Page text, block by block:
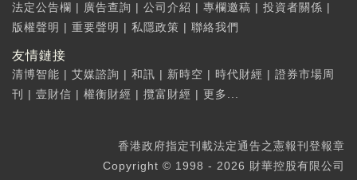
法定公告欄 | 廣告查詢 | 公司介紹 | 專欄邀稿 | 投資者關係 |
版權聲明 | 重要聲明 | 私隱政策 | 聯絡我們
友情鏈接
清博智能 | 艾媒諮詢 | 和訊 | 新時空 | 時代財經 | 證券市場周
刊
| 壹財信 | 權衡財經 | 攬富財經 | 更多...
香港政府指定刊載法定通告之憲報刊登報章
Copyright © 1998 - 2026 財華控股有限公司